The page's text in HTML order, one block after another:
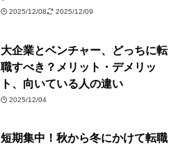
2025/12/08 2025/12/09
大企業とベンチャー、どっちに転
職すべき？メリット・デメリッ
ト、向いている人の違い
2025/12/04
短期集中！秋から冬にかけて転職